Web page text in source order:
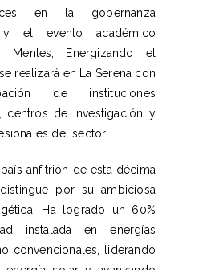
en la gobernanza
y el evento académico
Mentes, Energizando el
realizará en La Serena con
de instituciones
centros de investigación y
del sector.
anfitrión de esta décima
por su ambiciosa
Ha logrado un 60%
instalada en energías
convencionales, liderando